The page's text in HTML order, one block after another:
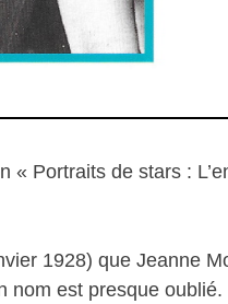
« Portraits de stars :
1928) que Jeanne
nom est presque